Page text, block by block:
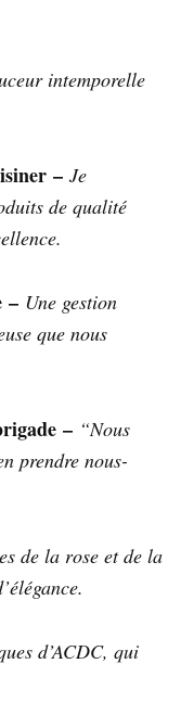
intemporelle
– Je
de qualité
– Une gestion
que nous
– “Nous
prendre nous-
de la rose et de la
d’ACDC, qui